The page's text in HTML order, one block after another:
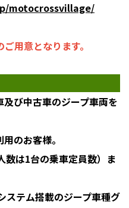
motocrossvillage/
用意となります。
び中古車のジープ車両を
のお客様。
数は1台の乗車定員数）ま
テム搭載のジープ車種グ